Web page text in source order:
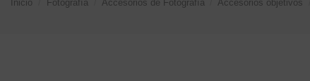
Inicio Fotografía Accesorios de Fotografía Accesorios objetivos